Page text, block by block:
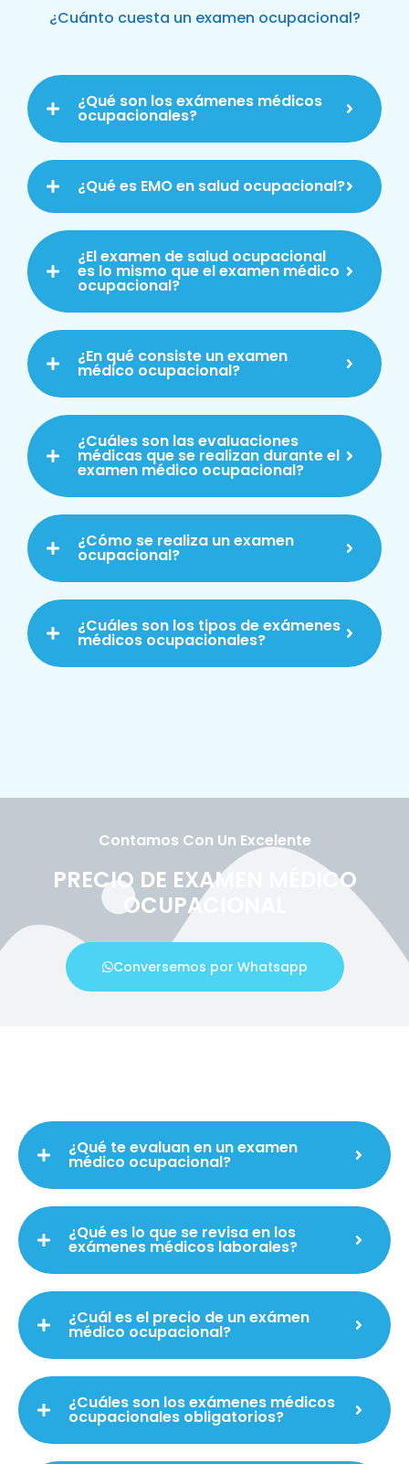
¿Cuánto cuesta un examen ocupacional?
¿Qué son los exámenes médicos
ocupacionales?
¿Qué es EMO en salud ocupacional?
¿El examen de salud ocupacional
es lo mismo que el examen médico
ocupacional?
¿En qué consiste un examen
médico ocupacional?
¿Cuáles son las evaluaciones
médicas que se realizan durante el
examen médico ocupacional?
¿Cómo se realiza un examen
ocupacional?
¿Cuáles son los tipos de exámenes
médicos ocupacionales?
Contamos Con Un Excelente
PRECIO DE EXAMEN MÉDICO
OCUPACIONAL
Conversemos por Whatsapp
¿Qué te evaluan en un examen
médico ocupacional?
¿Qué es lo que se revisa en los
exámenes médicos laborales?
¿Cuál es el precio de un exámen
médico ocupacional?
¿Cuáles son los exámenes médicos
ocupacionales obligatorios?